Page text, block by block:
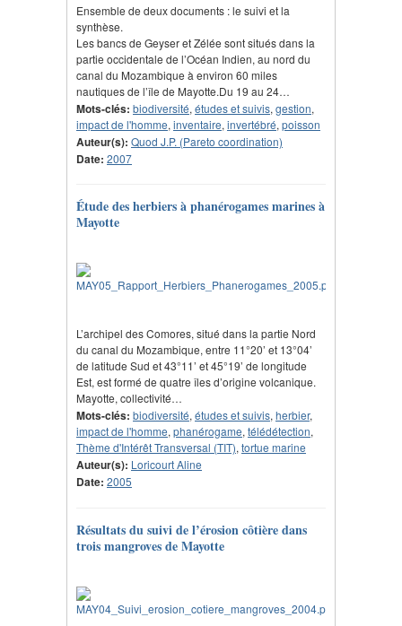
Ensemble de deux documents : le suivi et la
synthèse.
Les bancs de Geyser et Zélée sont situés dans la
partie occidentale de l’Océan Indien, au nord du
canal du Mozambique à environ 60 miles
nautiques de l’île de Mayotte.Du 19 au 24…
Mots-clés: biodiversité, études et suivis, gestion,
impact de l'homme, inventaire, invertébré, poisson
Auteur(s): Quod J.P. (Pareto coordination)
Date: 2007
Étude des herbiers à phanérogames marines à
Mayotte
L’archipel des Comores, situé dans la partie Nord
du canal du Mozambique, entre 11°20’ et 13°04’
de latitude Sud et 43°11’ et 45°19’ de longitude
Est, est formé de quatre îles d’origine volcanique.
Mayotte, collectivité…
Mots-clés: biodiversité, études et suivis, herbier,
impact de l'homme, phanérogame, télédétection,
Thème d'Intérêt Transversal (TIT), tortue marine
Auteur(s): Loricourt Aline
Date: 2005
Résultats du suivi de l’érosion côtière dans
trois mangroves de Mayotte